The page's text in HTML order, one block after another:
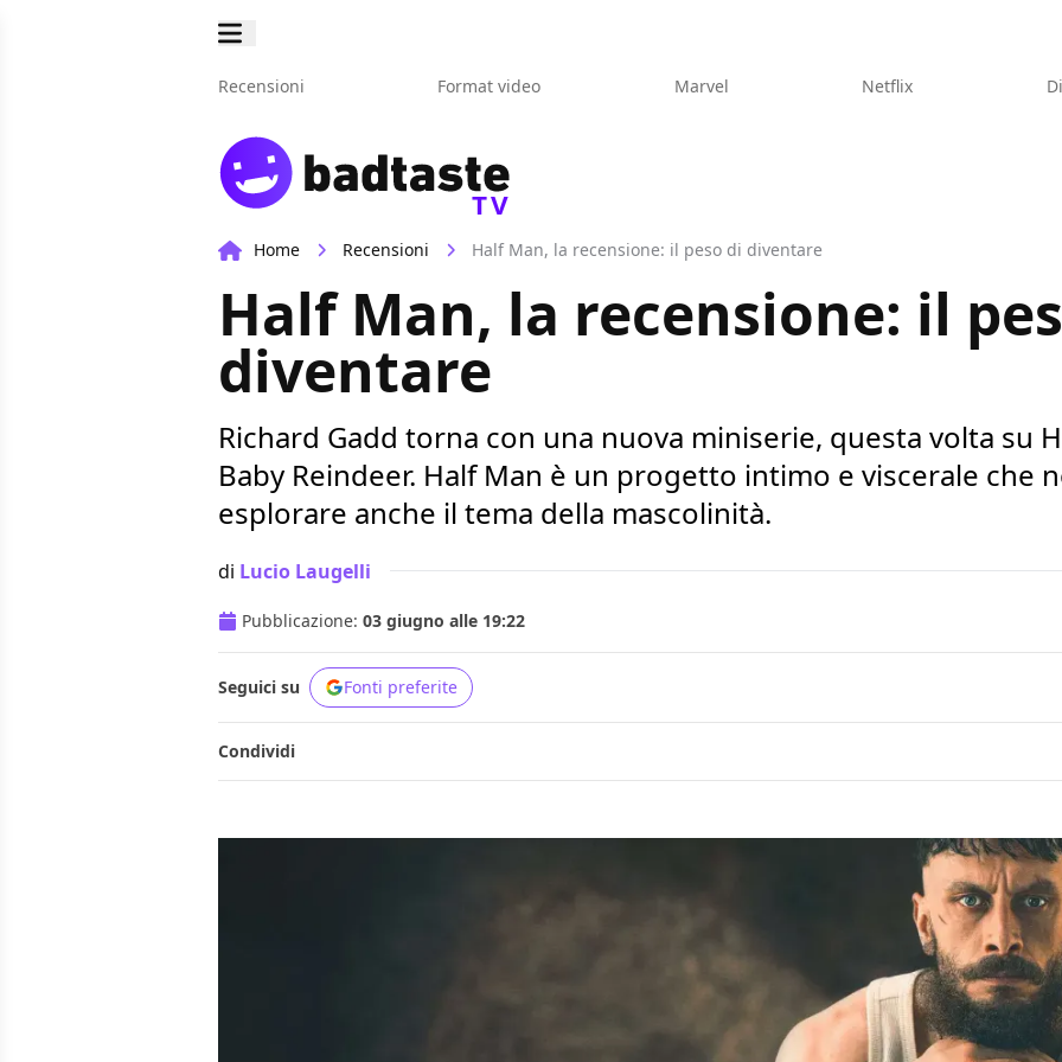
Recensioni Format video Marvel Netflix
TV
Home Recensioni Half Man, la recensione: il peso di diventare
Half Man, la recensione: il
diventare
Richard Gadd torna con una nuova miniserie, questa volta su
Baby Reindeer. Half Man è un progetto intimo e viscerale che
esplorare anche il tema della mascolinità.
di Lucio Laugelli
Pubblicazione: 03 giugno alle 19:22
Seguici su Fonti preferite
Condividi